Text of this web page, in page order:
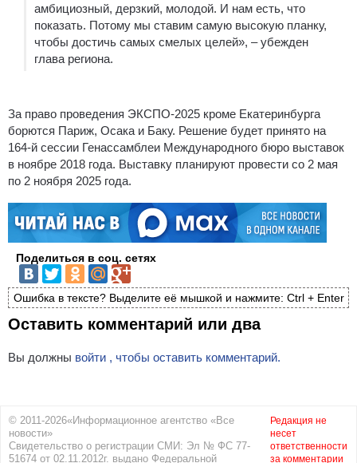
амбициозный, дерзкий, молодой. И нам есть, что
показать. Потому мы ставим самую высокую планку,
чтобы достичь самых смелых целей», – убежден
глава региона.
За право проведения ЭКСПО-2025 кроме Екатеринбурга
борются Париж, Осака и Баку. Решение будет принято на
164-й сессии Генассамблеи Международного бюро выставок
в ноябре 2018 года. Выставку планируют провести со 2 мая
по 2 ноября 2025 года.
Поделиться в соц. сетях
Ошибка в тексте? Выделите её мышкой и нажмите: Ctrl + Enter
Оставить комментарий или два
Вы должны войти , чтобы оставить комментарий.
© 2011-2026«Информационное агентство «Все
новости»
Свидетельство о регистрации СМИ: Эл № ФС 77-
51674 от 02.11.2012г. выдано Федеральной
Редакция не
несет
ответственности
за комментарии